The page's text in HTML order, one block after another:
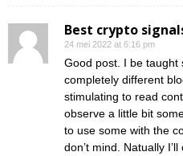
Best crypto
24 mei 2022 at 6:16 pm
Good post. I be taught
completely different
stimulating to read
observe a little bit
to use some with the
don’t mind. Natually